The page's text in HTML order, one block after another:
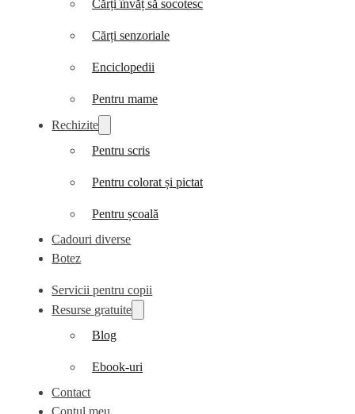
Cărți învăț să socotesc
Cărți senzoriale
Enciclopedii
Pentru mame
Rechizite
Pentru scris
Pentru colorat și pictat
Pentru școală
Cadouri diverse
Botez
Servicii pentru copii
Resurse gratuite
Blog
Ebook-uri
Contact